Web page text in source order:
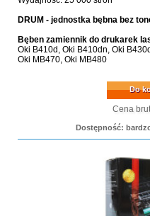
DRUM - jednostka bębna bez
Bęben zamiennik do drukarek
Oki B410d, Oki B410dn, Oki
Oki MB470, Oki MB480
Do
Cena
Dostępność: